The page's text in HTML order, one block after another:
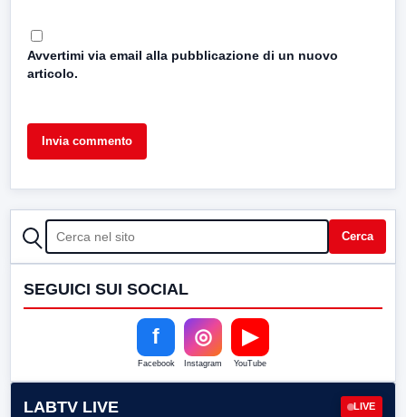
Avvertimi via email alla pubblicazione di un nuovo
articolo.
CERCA Cerca
SEGUICI SUI SOCIAL
f
Facebook
◎
Instagram
▶
YouTube
LABTV LIVE LIVE